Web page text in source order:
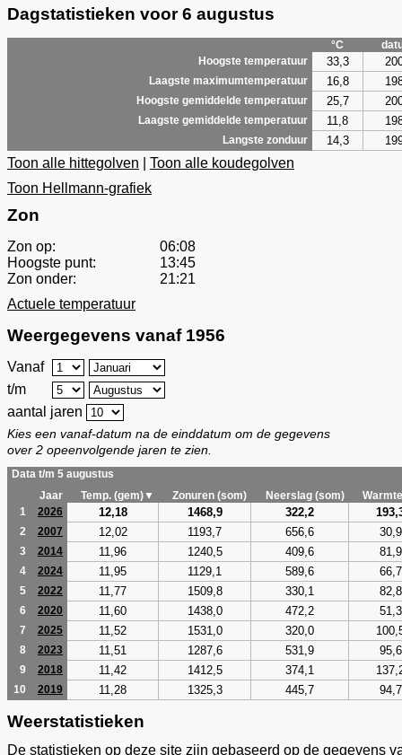
Dagstatistieken voor 6 augustus
°C
Hoogste temperatuur
33,3
Laagste maximumtemperatuur 16,8
Hoogste gemiddelde temperatuur 25,7
Laagste gemiddelde temperatuur 11,8
Langste zonduur 14,3
Toon alle hittegolven
Toon alle koudegolven
Toon Hellmann-grafiek
Zon
Zon op:
06:08
Hoogste punt:
13:45
Zon onder:
21:21
Actuele temperatuur
Weergegevens vanaf 1956
Vanaf
t/m
aantal jaren
Kies een vanaf-datum na de einddatum om de gegevens
over 2 opeenvolgende jaren te zien.
Data t/m 5 augustus
Jaar
Temp. (gem)▼ Zonuren (som) Neerslag (som)
1
2026 12,18 1468,9 322,2
2 2007 12,02 1193,7 656,6 30,9
3 2014 11,96 1240,5 409,6 81,9
4 2024 11,95 1129,1 589,6 66,7
5 2022 11,77 1509,8 330,1 82,8
6 2020 11,60 1438,0 472,2 51,3
7 2025 11,52 1531,0 320,0
8 2023 11,51 1287,6 531,9 95,6
9 2018 11,42 1412,5 374,1
10 2019 11,28 1325,3 445,7 94,7
Weerstatistieken
De statistieken op deze site zijn gebaseerd op de gegevens